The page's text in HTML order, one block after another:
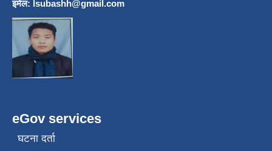
इमेल: lsubashh@gmail.com
eGov services
घटना दर्ता